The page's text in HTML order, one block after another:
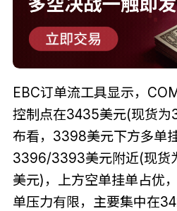
EBC订单流工具显示，
控制点在3435美元(现货为
布看，3398美元下方多单
3396/3393美元附近(现
美元)，上方空单挂单占优
单压力有限，主要集中在